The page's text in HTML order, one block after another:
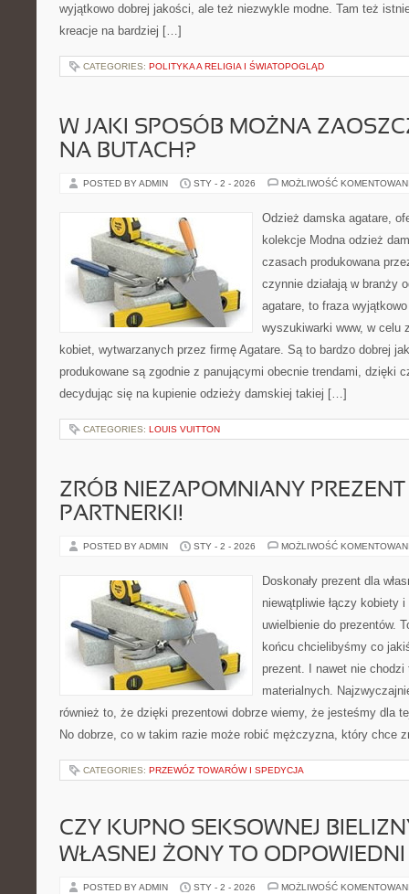
wyjątkowo dobrej jakości, ale też niezwykle modne. Tam też
kreacje na bardziej […]
CATEGORIES: POLITYKA A RELIGIA I ŚWIATOPOGLĄD
W JAKI SPOSÓB MOŻNA
NA BUTACH?
POSTED BY ADMIN STY - 2 - 2026 MOŻLIWOŚĆ
Odzież damska agatare,
kolekcje Modna odzież
czasach produkowana
czynnie działają w branży
agatare, to fraza
wyszukiwarki www, w celu
kobiet, wytwarzanych przez firmę Agatare. Są to bardzo dobrej
produkowane są zgodnie z panującymi obecnie trendami, dzięki
decydując się na kupienie odzieży damskiej takiej […]
CATEGORIES: LOUIS VUITTON
ZRÓB NIEZAPOMNIANY
PARTNERKI!
POSTED BY ADMIN STY - 2 - 2026 MOŻLIWOŚĆ
Doskonały prezent dla
niewątpliwie łączy kobiety
uwielbienie do prezentów.
końcu chcielibyśmy co
prezent. I nawet nie chodzi
materialnych.
również to, że dzięki prezentowi dobrze wiemy, że jesteśmy dla
No dobrze, co w takim razie może robić mężczyzna, który chce
CATEGORIES: PRZEWÓZ TOWARÓW I SPEDYCJA
CZY KUPNO SEKSOWNEJ
WŁASNEJ ŻONY TO
POSTED BY ADMIN STY - 2 - 2026 MOŻLIWOŚĆ